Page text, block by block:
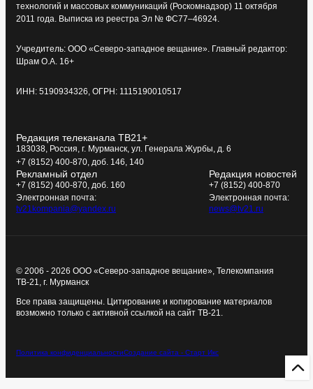
технологий и массовых коммуникаций (Роскомнадзор) 11 октября
2011 года. Выписка из реестра Эл № ФС77–46924.
Учредитель: ООО «Северо-западное вещание». Главный редактор:
Шрам О.А. 16+
ИНН: 5190934326, ОГРН: 1115190010517
Редакция телеканала ТВ21+
183038, Россия, г. Мурманск, ул. Генерала Журбы, д. 6
+7 (8152) 400-870, доб. 146, 140
Рекламный отдел
+7 (8152) 400-870, доб. 160
Электронная почта:
tv21kompania@yandex.ru
Редакция новостей
+7 (8152) 400-870
Электронная почта:
news@tv21.ru
© 2006 - 2026 ООО «Северо-западное вещание», Телекомпания
ТВ-21, г. Мурманск
Все права защищены. Цитирование и копирование материалов
возможно только с активной ссылкой на сайт ТВ-21.
Политика конфиденциальностиСоздание сайта - Старт Икс